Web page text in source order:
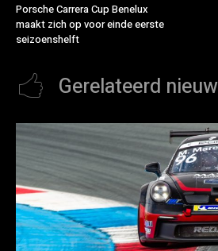
Porsche Carrera Cup Benelux
maakt zich op voor einde eerste
seizoenshelft
Gerelateerd